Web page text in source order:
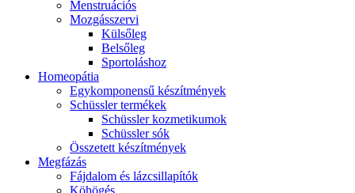
Menstruációs
Mozgásszervi
Külsőleg
Belsőleg
Sportoláshoz
Homeopátia
Egykomponensű készítmények
Schüssler termékek
Schüssler kozmetikumok
Schüssler sók
Összetett készítmények
Megfázás
Fájdalom és lázcsillapítók
Köhögés